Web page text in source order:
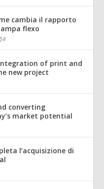
cambia il rapporto
flexo
of print and
new project
converting
market potential
l’acquisizione di